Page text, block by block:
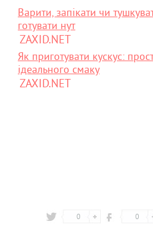
Варити, запікати чи
готувати нут
ZAXID.NET
Як приготувати кускус:
ідеального смаку
ZAXID.NET
0 0